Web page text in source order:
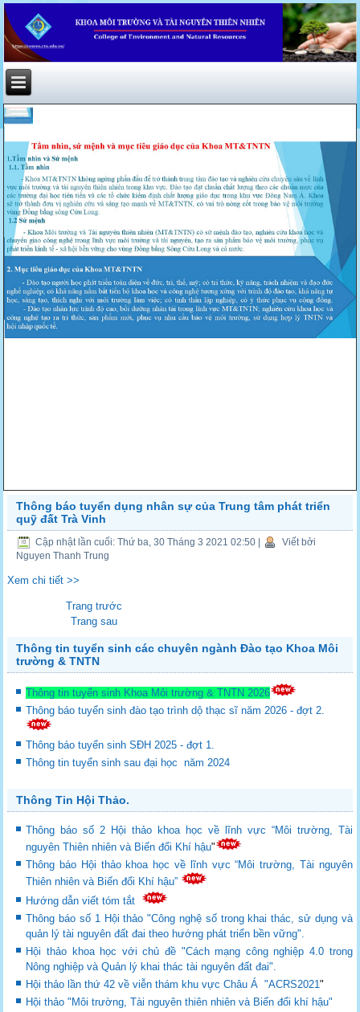
Thông báo tuyển dụng nhân sự của Trung tâm phát triển
quỹ đất Trà Vinh
Cập nhật lần cuối: Thứ ba, 30 Tháng 3 2021 02:50
Viết bởi
Nguyen Thanh Trung
Xem chi tiết >>
Trang trước
Trang sau
Thông tin tuyển sinh các chuyên ngành Đào tạo Khoa Môi
trường & TNTN
Thông tin tuyển sinh Khoa Môi trường & TNTN 2026
Thông báo tuyển sinh đào tạo trình dộ thạc sĩ năm 2026 - đợt 2.
Thông báo tuyển sinh SĐH 2025 - đợt 1.
Thông tin tuyển sinh sau đại học năm 2024
Thông Tin Hội Thảo.
Thông báo số 2 Hội thảo khoa học về lĩnh vực “Môi trường, Tài
nguyên Thiên nhiên và Biến đổi Khí hậu"
Thông báo Hội thảo khoa học về lĩnh vực “Môi trường, Tài nguyên
Thiên nhiên và Biến đổi Khí hậu”
Hướng dẫn viết tóm tắt
Thông báo số 1 Hội thảo "Công nghệ số trong khai thác, sử dụng và
quản lý tài nguyên đất đai theo hướng phát triển bền vững".
Hội thảo khoa học với chủ đề "Cách mạng công nghiệp 4.0 trong
Nông nghiệp và Quản lý khai thác tài nguyên đất đai".
Hội thảo lần thứ 42 về viễn thám khu vực Châu Á "ACRS2021"
Hội thảo "Môi trường, Tài nguyên thiên nhiên và Biến đổi khí hậu"